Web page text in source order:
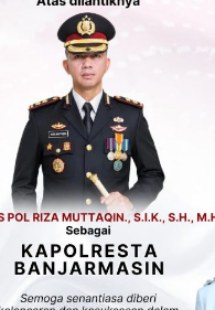
Intan 2026
Ribuan Miras
Pilot Project
30 Persen IKD
DPR Turun